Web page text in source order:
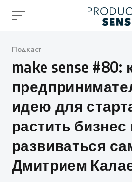
Категория
Подкаст
make sense #80:
идею для
растить бизнес
развиваться
Дмитрием